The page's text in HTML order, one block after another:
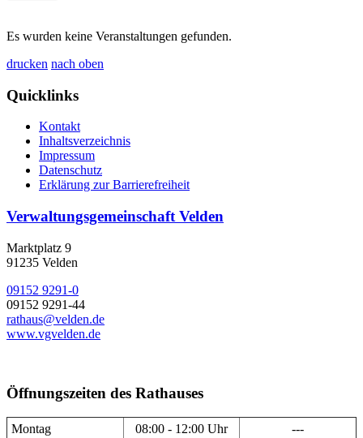
Es wurden keine Veranstaltungen gefunden.
drucken nach oben
Quicklinks
Kontakt
Inhaltsverzeichnis
Impressum
Datenschutz
Erklärung zur Barrierefreiheit
Verwaltungsgemeinschaft Velden
Marktplatz 9
91235 Velden
09152 9291-0
09152 9291-44
rathaus@velden.de
www.vgvelden.de
Öffnungszeiten des Rathauses
Montag 08:00 - 12:00 Uhr
---